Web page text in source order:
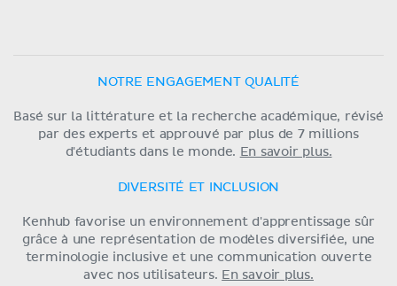
NOTRE ENGAGEMENT QUALITÉ
Basé sur la littérature et la recherche académique, révisé
par des experts et approuvé par plus de 7 millions
d'étudiants dans le monde. En savoir plus.
DIVERSITÉ ET INCLUSION
Kenhub favorise un environnement d'apprentissage sûr
grâce à une représentation de modèles diversifiée, une
terminologie inclusive et une communication ouverte
avec nos utilisateurs. En savoir plus.